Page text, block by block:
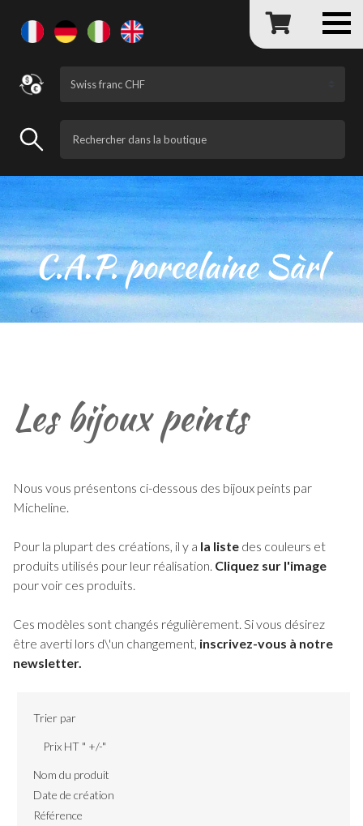
Les bijoux peints
Nous vous présentons ci-dessous des bijoux peints par
Micheline.
Pour la plupart des créations, il y a la liste des couleurs et
produits utilisés pour leur réalisation. Cliquez sur l'image
pour voir ces produits.
Ces modèles sont changés régulièrement. Si vous désirez
être averti lors d\'un changement, inscrivez-vous à notre
newsletter.
Trier par
Prix HT " +/-"
Nom du produit
Date de création
Référence